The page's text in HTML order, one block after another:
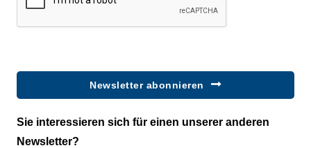
Newsletter abonnieren
Sie interessieren sich für einen unserer anderen
Newsletter?